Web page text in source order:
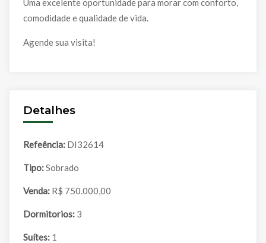
comodidade e qualidade de vida.
Agende sua visita!
Detalhes
Refeência: DI32614
Tipo: Sobrado
Venda: R$ 750.000,00
Dormitorios: 3
Suítes: 1